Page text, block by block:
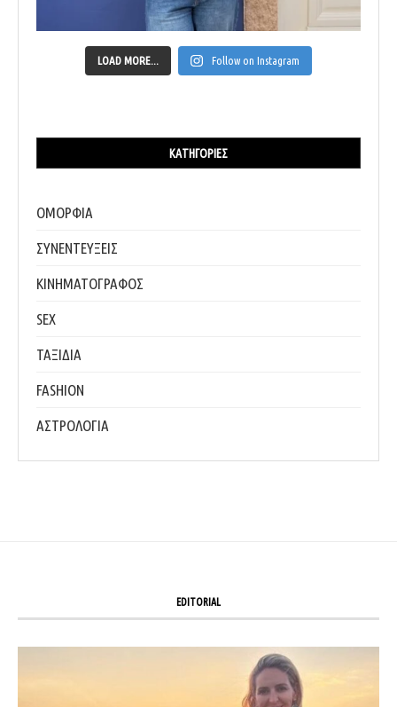
LOAD MORE... Follow on Instagram
ΚΑΤΗΓΟΡΊΕΣ
ΟΜΟΡΦΙΑ
ΣΥΝΕΝΤΕΥΞΕΙΣ
ΚΙΝΗΜΑΤΟΓΡΑΦΟΣ
SEX
ΤΑΞΙΔΙΑ
FASHION
ΑΣΤΡΟΛΟΓΙΑ
EDITORIAL